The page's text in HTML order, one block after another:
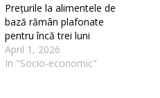
Prețurile la alimentele de
bază rămân plafonate
pentru încă trei luni
April 1, 2026
In "Socio-economic"